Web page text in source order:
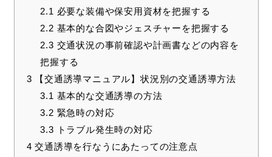
2.1 必要な装備や保安用資材を把握する
2.2 基本的な合図やジェスチャーを把握する
2.3 交通状況の事前確認や計画書などの内容を
把握する
3 【交通誘導マニュアル】状況別の交通誘導方法
3.1 基本的な交通誘導の方法
3.2 緊急時の対応
3.3 トラブル発生時の対応
4 交通誘導を行なうにあたっての注意点